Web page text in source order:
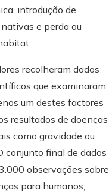
introdução de
e perda ou
recolheram dados
que examinaram
um destes factores
resultados de doenças
como gravidade ou
conjunto final de dados
observações sobre
para humanos,